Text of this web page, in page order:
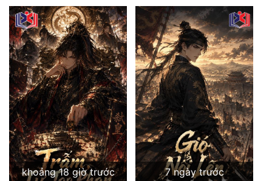
Ngôn Tình
Ngược
Nữ Cường
Nữ Phụ
Phong Thủy - Tâm Linh
Phương Tây
Phản Phái
Quan Trường
khoảng 18 giờ trước 7 ngày trước